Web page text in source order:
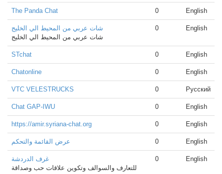
The Panda Chat 0 English
شات عربي من المحيط الي الخليج
شات عربي من المحيط الي الخليج
0 English
STchat 0 English
Chatonline 0 English
VTC VELESTRUCKS 0 Русский
Chat GAP-IWU 0 English
https://amir.syriana-chat.org 0 English
عرض القائمة والتحكم 0 English
غرف الدردشة
للتعارف والسوالف وتكوين علاقات حب وصداقة
0 English